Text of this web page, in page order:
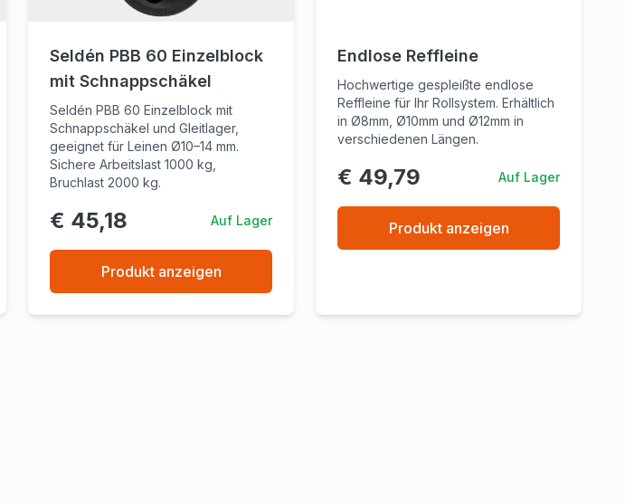
Seldén PBB 60 Einzelblock
mit Schnappschäkel
Seldén PBB 60 Einzelblock mit
Schnappschäkel und Gleitlager,
geeignet für Leinen Ø10–14 mm.
Sichere Arbeitslast 1000 kg,
Bruchlast 2000 kg.
€ 45,18 Auf Lager
Produkt anzeigen
Endlose Reffleine
Hochwertige gespleißte endlose
Reffleine für Ihr Rollsystem. Erhältlich
in Ø8mm, Ø10mm und Ø12mm in
verschiedenen Längen.
€ 49,79 Auf Lager
Produkt anzeigen